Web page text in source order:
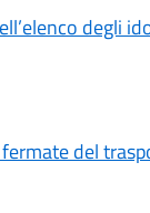
degli
del